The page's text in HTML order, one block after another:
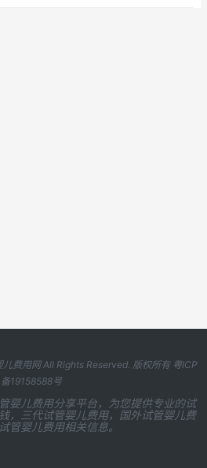
儿费用网All Rights Reserved. 版权所有 粤ICP
备19158588号
婴儿费用分享平台，为您提供专业的试
，三代试管婴儿费用，国外试管婴儿费
管婴儿费用相关信息。